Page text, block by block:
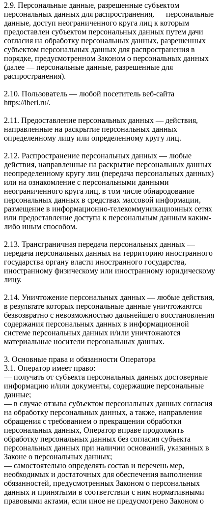
2.9. Персональные данные, разрешенные субъектом
персональных данных для распространения, — персональные
данные, доступ неограниченного круга лиц к которым
предоставлен субъектом персональных данных путем дачи
согласия на обработку персональных данных, разрешенных
субъектом персональных данных для распространения в
порядке, предусмотренном Законом о персональных данных
(далее — персональные данные, разрешенные для
распространения).
2.10. Пользователь — любой посетитель веб-сайта
https://iberi.ru/.
2.11. Предоставление персональных данных — действия,
направленные на раскрытие персональных данных
определенному лицу или определенному кругу лиц.
2.12. Распространение персональных данных — любые
действия, направленные на раскрытие персональных данных
неопределенному кругу лиц (передача персональных данных)
или на ознакомление с персональными данными
неограниченного круга лиц, в том числе обнародование
персональных данных в средствах массовой информации,
размещение в информационно-телекоммуникационных сетях
или предоставление доступа к персональным данным каким-
либо иным способом.
2.13. Трансграничная передача персональных данных —
передача персональных данных на территорию иностранного
государства органу власти иностранного государства,
иностранному физическому или иностранному юридическому
лицу.
2.14. Уничтожение персональных данных — любые действия,
в результате которых персональные данные уничтожаются
безвозвратно с невозможностью дальнейшего восстановления
содержания персональных данных в информационной
системе персональных данных и/или уничтожаются
материальные носители персональных данных.
3. Основные права и обязанности Оператора
3.1. Оператор имеет право:
— получать от субъекта персональных данных достоверные
информацию и/или документы, содержащие персональные
данные;
— в случае отзыва субъектом персональных данных согласия
на обработку персональных данных, а также, направления
обращения с требованием о прекращении обработки
персональных данных, Оператор вправе продолжить
обработку персональных данных без согласия субъекта
персональных данных при наличии оснований, указанных в
Законе о персональных данных;
— самостоятельно определять состав и перечень мер,
необходимых и достаточных для обеспечения выполнения
обязанностей, предусмотренных Законом о персональных
данных и принятыми в соответствии с ним нормативными
правовыми актами, если иное не предусмотрено Законом о